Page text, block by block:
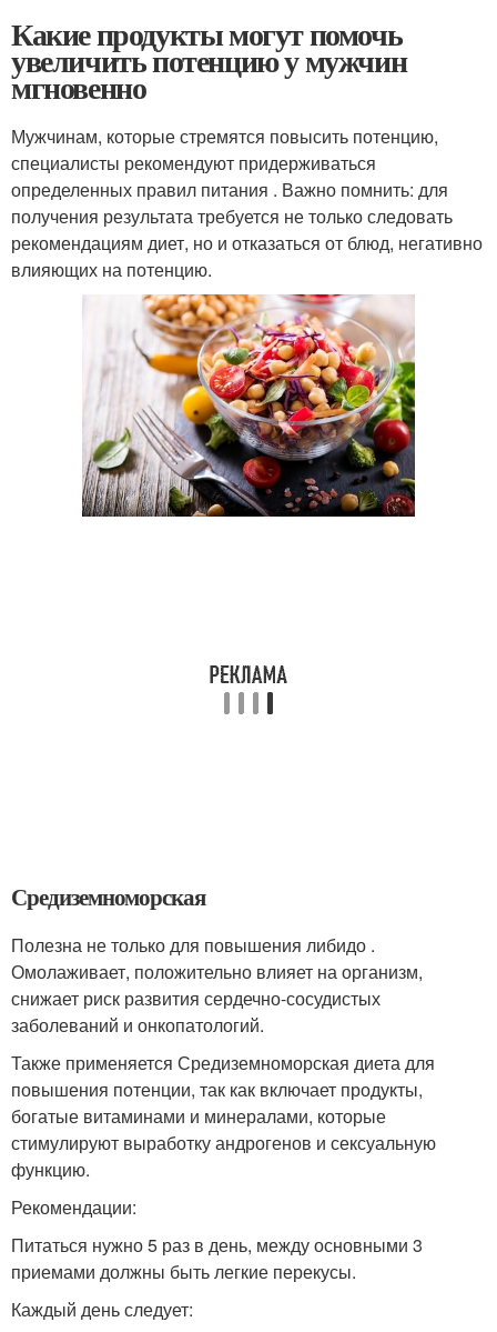
Какие продукты могут помочь
увеличить потенцию у мужчин
мгновенно
Мужчинам, которые стремятся повысить потенцию,
специалисты рекомендуют придерживаться
определенных правил питания . Важно помнить: для
получения результата требуется не только следовать
рекомендациям диет, но и отказаться от блюд, негативно
влияющих на потенцию.
Средиземноморская
Полезна не только для повышения либидо .
Омолаживает, положительно влияет на организм,
снижает риск развития сердечно-сосудистых
заболеваний и онкопатологий.
Также применяется Средиземноморская диета для
повышения потенции, так как включает продукты,
богатые витаминами и минералами, которые
стимулируют выработку андрогенов и сексуальную
функцию.
Рекомендации:
Питаться нужно 5 раз в день, между основными 3
приемами должны быть легкие перекусы.
Каждый день следует: